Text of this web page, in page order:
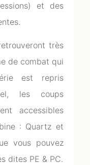
et des
très
de combat qui
est repris
les coups
accessibles
: Quartz et
vous pouvez
dites PE & PC.